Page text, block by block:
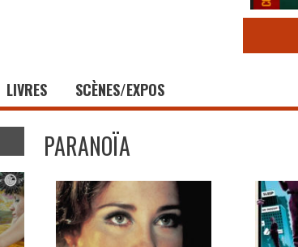
LIVRES SCÈNES/EXPOS
PARANOÏA